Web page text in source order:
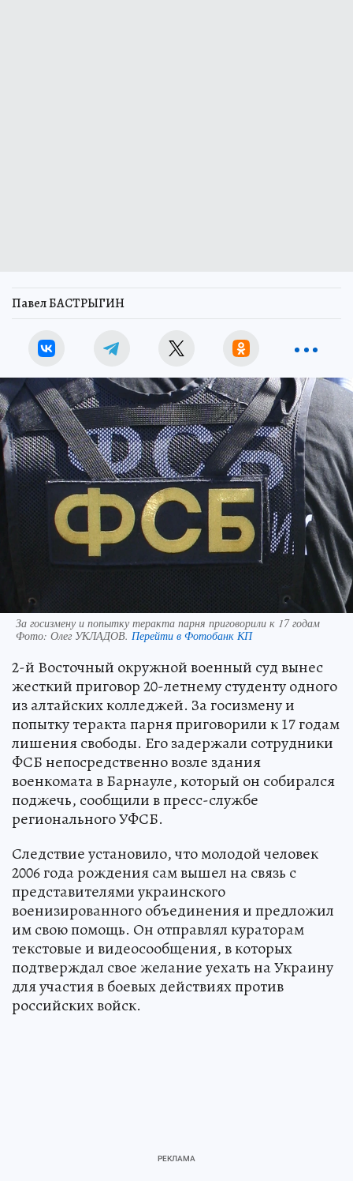
Павел БАСТРЫГИН
За госизмену и попытку теракта парня приговорили к 17 годам
Фото: Олег УКЛАДОВ. Перейти в Фотобанк КП
2-й Восточный окружной военный суд вынес
жесткий приговор 20-летнему студенту одного
из алтайских колледжей. За госизмену и
попытку теракта парня приговорили к 17 годам
лишения свободы. Его задержали сотрудники
ФСБ непосредственно возле здания
военкомата в Барнауле, который он собирался
поджечь, сообщили в пресс-службе
регионального УФСБ.
Следствие установило, что молодой человек
2006 года рождения сам вышел на связь с
представителями украинского
военизированного объединения и предложил
им свою помощь. Он отправлял кураторам
текстовые и видеосообщения, в которых
подтверждал свое желание уехать на Украину
для участия в боевых действиях против
российских войск.